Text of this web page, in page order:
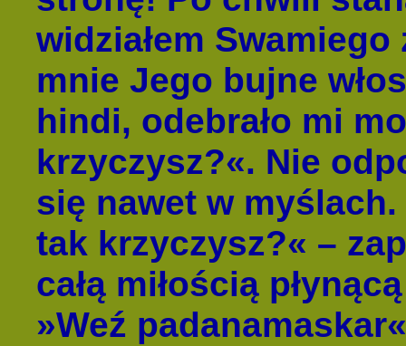
widziałem
mnie Jego bujne
hindi, odebrało mi
krzyczysz?«. Nie
się nawet w
tak krzyczysz?« –
całą miłością
»Weź